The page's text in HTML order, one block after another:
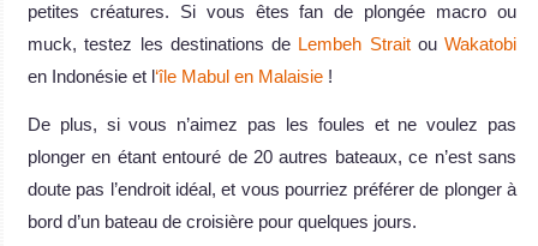
petites créatures. Si vous êtes fan de plongée macro ou
muck, testez les destinations de Lembeh Straitou Wakatobi
en Indonésie et l‘île Mabul en Malaisie !
De plus, si vous n’aimez pas les foules et ne voulez pas
plonger en étant entouré de 20 autres bateaux, ce n’est sans
doute pas l’endroit idéal, et vous pourriez préférer de plonger à
bord d’un bateau de croisière pour quelques jours.